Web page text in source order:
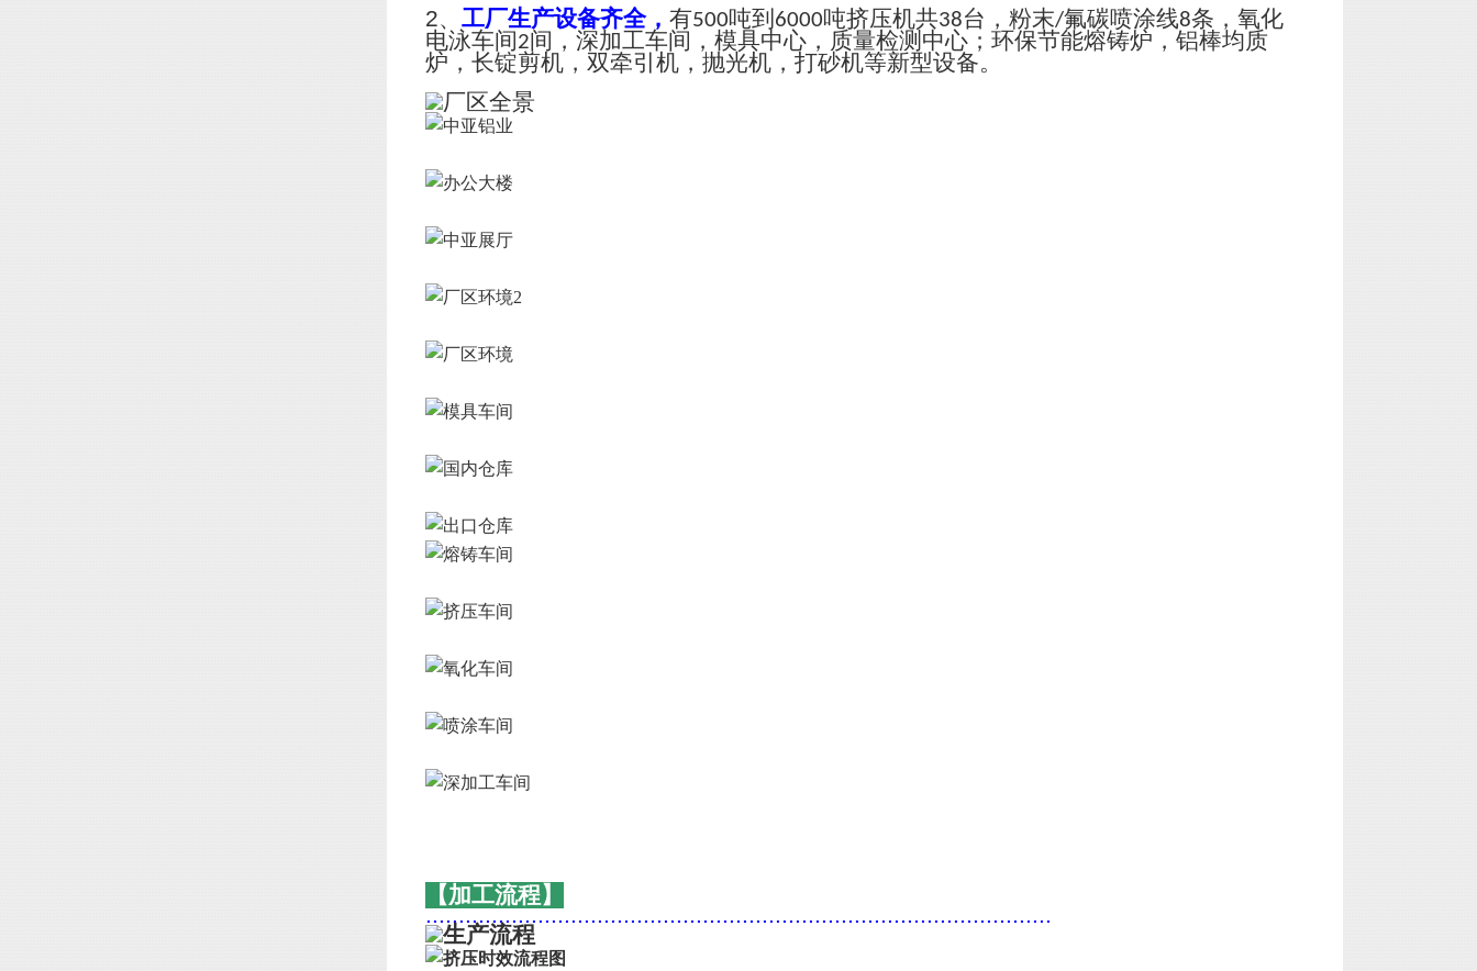
2、 工厂生产设备齐全， 有500吨到 6000吨挤压机共38台，粉末/氟碳喷涂线8条，氧化
电泳车间2间，深加工车间，模具中心，质量检测中心；环保节能熔铸炉，铝棒均质
炉，长锭剪机，双牵引机，抛光机，打砂机等新型设备。
【加工流程】
...............................................................................................